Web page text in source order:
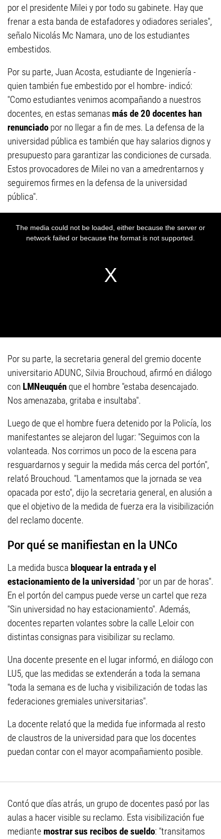
por el presidente Milei y por todo su gabinete. Hay que
frenar a esta banda de estafadores y odiadores seriales",
señalo Nicolás Mc Namara, uno de los estudiantes
embestidos.
Por su parte, Juan Acosta, estudiante de Ingeniería -
quien también fue embestido por el hombre- indicó:
"Como estudiantes venimos acompañando a nuestros
docentes, en estas semanas más de 20 docentes han
renunciado por no llegar a fin de mes. La defensa de la
universidad pública es también que hay salarios dignos y
presupuesto para garantizar las condiciones de cursada.
Estos provocadores de Milei no van a amedrentarnos y
seguiremos firmes en la defensa de la universidad
pública".
Por su parte, la secretaria general del gremio docente
universitario ADUNC, Silvia Brouchoud, afirmó en diálogo
con LMNeuquén que el hombre "estaba desencajado.
Nos amenazaba, gritaba e insultaba".
Luego de que el hombre fuera detenido por la Policía, los
manifestantes se alejaron del lugar: "Seguimos con la
volanteada. Nos corrimos un poco de la escena para
resguardarnos y seguir la medida más cerca del portón",
relató Brouchoud. "Lamentamos que la jornada se vea
opacada por esto", dijo la secretaria general, en alusión a
que el objetivo de la medida de fuerza era la visibilización
del reclamo docente.
Por qué se manifiestan en la UNCo
La medida busca bloquear la entrada y el
estacionamiento de la universidad "por un par de horas".
En el portón del campus puede verse un cartel que reza
"Sin universidad no hay estacionamiento". Además,
docentes reparten volantes sobre la calle Leloir con
distintas consignas para visibilizar su reclamo.
Una docente presente en el lugar informó, en diálogo con
LU5, que las medidas se extenderán a toda la semana
"toda la semana es de lucha y visibilización de todas las
federaciones gremiales universitarias".
La docente relató que la medida fue informada al resto
de claustros de la universidad para que los docentes
puedan contar con el mayor acompañamiento posible.
Contó que días atrás, un grupo de docentes pasó por las
aulas a hacer visible su reclamo. Esta visibilización fue
mediante mostrar sus recibos de sueldo: "transitamos